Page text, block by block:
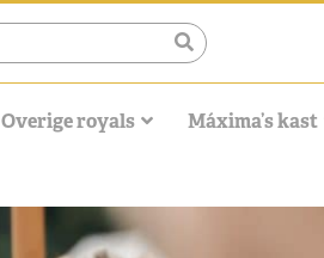
Overige royals Máxima’s kast